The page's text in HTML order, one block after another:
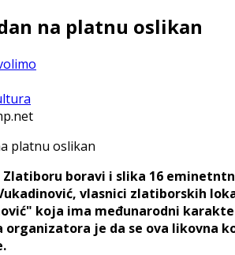
na platnu oslikan
boravi i slika 16
vlasnici zlatiborskih
koja ima međunarodni
organizatora je da se ova likovna